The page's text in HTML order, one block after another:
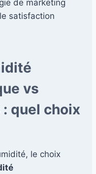
de marketing
satisfaction
vs
quel choix
le choix